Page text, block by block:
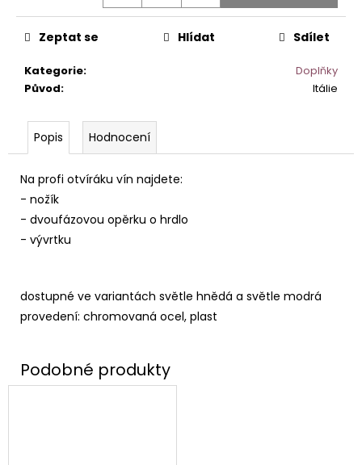
Kategorie:
Doplňky
Původ: Itálie
Zeptat se Hlídat Sdílet
Popis Hodnocení
Na profi otvíráku vín najdete:
- nožík
- dvoufázovou opěrku o hrdlo
- vývrtku
dostupné ve variantách světle hnědá a světle modrá
provedení: chromovaná ocel, plast
j
e
m
e
BIANCO
ALTA
MORA
590
Kč